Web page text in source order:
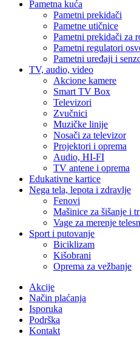
Pametna kuća
Pametni prekidači
Pametne utičnice
Pametni prekidači za
Pametni regulatori
Pametni uređaji i
TV, audio, video
Akcione kamere
Smart TV Box
Televizori
Zvučnici
Muzičke linije
Nosači za televizor
Projektori i oprema
Audio, HI-FI
TV antene i oprema
Edukativne kartice
Nega tela, lepota i zdravlje
Fenovi
Mašinice za šišanje i
Vage za merenje
Sport i putovanje
Biciklizam
Kišobrani
Oprema za vežbanje
Akcije
Način plaćanja
Isporuka
Podrška
Kontakt